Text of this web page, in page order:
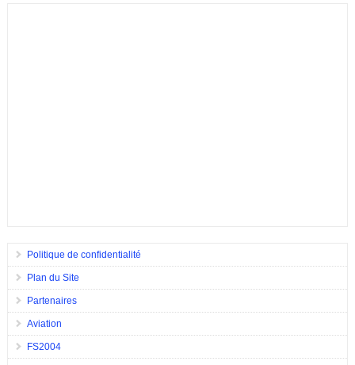
Politique de confidentialité
Plan du Site
Partenaires
Aviation
FS2004